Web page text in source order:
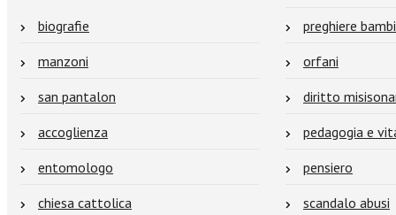
biografie
preghiere
manzoni
orfani
san pantalon
diritto
accoglienza
pedagogia e
entomologo
pensiero
chiesa cattolica
scandalo abusi